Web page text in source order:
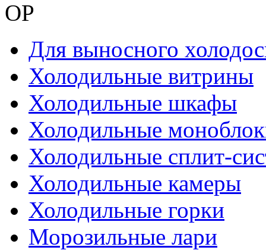
ОР
Для выносного
Холодильные витрины
Холодильные шкафы
Холодильные
Холодильные сплит-
Холодильные камеры
Холодильные горки
Морозильные лари